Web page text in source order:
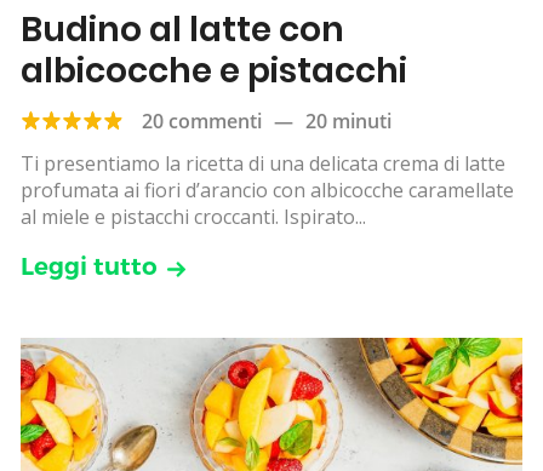
Budino al latte con
albicocche e pistacchi
20 commenti — 20 minuti
Ti presentiamo la ricetta di una delicata crema di latte
profumata ai fiori d’arancio con albicocche caramellate
al miele e pistacchi croccanti. Ispirato...
Leggi tutto